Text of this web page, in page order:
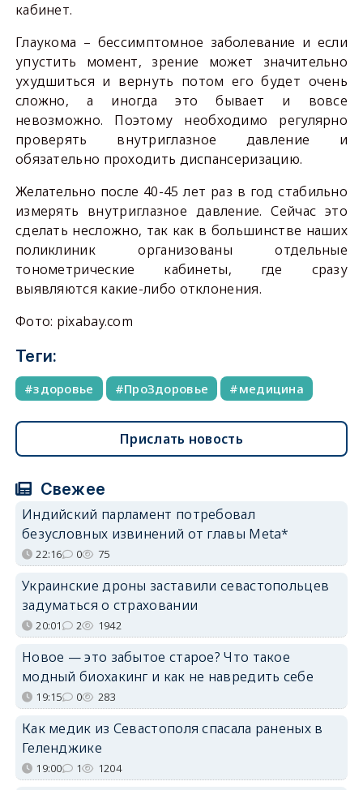
кабинет.
Глаукома – бессимптомное заболевание и если
упустить момент, зрение может значительно
ухудшиться и вернуть потом его будет очень
сложно, а иногда это бывает и вовсе
невозможно. Поэтому необходимо регулярно
проверять внутриглазное давление и
обязательно проходить диспансеризацию.
Желательно после 40-45 лет раз в год стабильно
измерять внутриглазное давление. Сейчас это
сделать несложно, так как в большинстве наших
поликлиник организованы отдельные
тонометрические кабинеты, где сразу
выявляются какие-либо отклонения.
Фото: pixabay.com
Теги:
здоровье ПроЗдоровье медицина
Прислать новость
Свежее
Индийский парламент потребовал
безусловных извинений от главы Meta*
22:16 0 75
Украинские дроны заставили севастопольцев
задуматься о страховании
20:01 2 1942
Новое — это забытое старое? Что такое
модный биохакинг и как не навредить себе
19:15 0 283
Как медик из Севастополя спасала раненых в
Геленджике
19:00 1 1204